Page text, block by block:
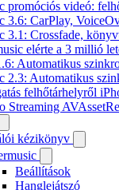
promóciós videó:
3.6: CarPlay,
3.1: Crossfade,
elérte a 3 millió
Automatikus
2.3: Automatikus
felhőtárhelyről
Streaming
kézikönyv
Beállítások
Hanglejátszó